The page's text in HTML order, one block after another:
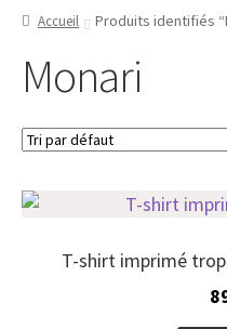
Accueil Produits identifiés
Monari
T-shirt imprimé